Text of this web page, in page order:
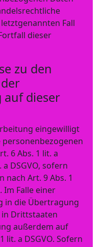
Fall
dieser
zu den
auf dieser
eingewilligt
6 Abs. 1 lit. a
a DSGVO, sofern
Art. 9 Abs. 1
Im Falle einer
in die Übertragung
Drittstaaten
außerdem auf
lit. a DSGVO. Sofern